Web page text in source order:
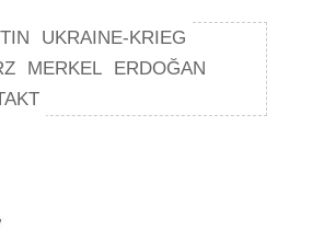
UKRAINE-KRIEG
MERKEL
ERDOĞAN